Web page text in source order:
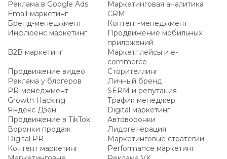
Реклама в Google Ads
Маркетинговая аналитика
Email-маркетинг
CRM
Бренд-менеджмент
Контент-менеджмент
Инфлюенс маркетинг
Продвижение мобильных
приложений
B2B маркетинг
Маркетплейсы и e-
commerce
Продвижение видео
Сторителлинг
Реклама у блогеров
Личный бренд
PR-менеджмент
SERM и репутация
Growth Hacking
Трафик менеджер
Яндекс Дзен
Digital маркетинг
Продвижение в TikTok
Автоворонки
Воронки продаж
Лидогенерация
Digital PR
Маркетинговые стратегии
Контент маркетинг
Performance маркетинг